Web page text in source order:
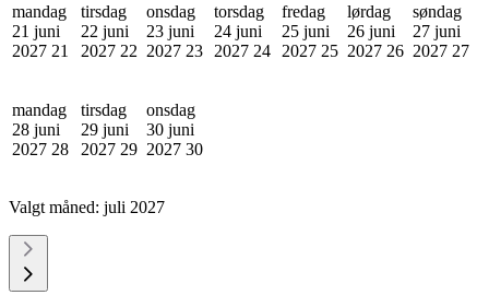
mandag
21 juni
2027 21
tirsdag
22 juni
2027 22
onsdag
23 juni
2027 23
torsdag
24 juni
2027 24
fredag
25 juni
2027 25
lørdag
26 juni
2027 26
søndag
27 juni
2027 27
mandag
28 juni
2027 28
tirsdag
29 juni
2027 29
onsdag
30 juni
2027 30
Valgt måned: juli 2027